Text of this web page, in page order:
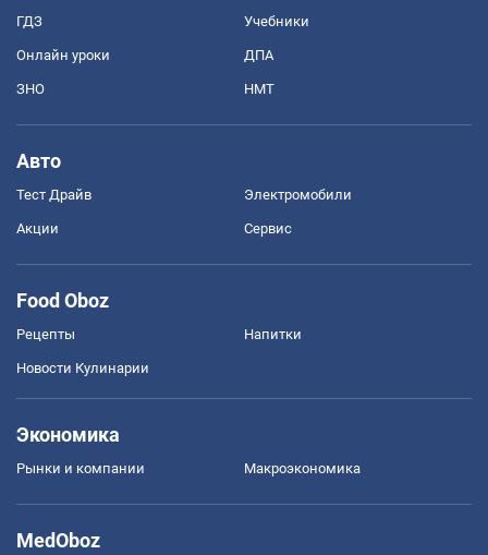
ГДЗ Учебники
Онлайн уроки ДПА
ЗНО НМТ
Авто
Тест Драйв Электромобили
Акции Сервис
Food Oboz
Рецепты Напитки
Новости Кулинарии
Экономика
Рынки и компании Mакроэкономика
MedOboz